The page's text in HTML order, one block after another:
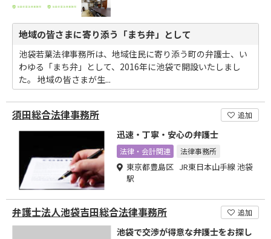
地域の皆さまに寄り添う「まち弁」として
池袋若葉法律事務所は、地域住民に寄り添う町の弁護士、い
わゆる「まち弁」として、2016年に池袋で開設いたしまし
た。 地域の皆さまが生...
須田総合法律事務所 追加
迅速・丁寧・安心の弁護士
法律・会計関連 法律事務所
東京都豊島区 JR東日本山手線 池袋
駅
弁護士法人池袋吉田総合法律事務所 追加
池袋で交渉が得意な弁護士をお探し